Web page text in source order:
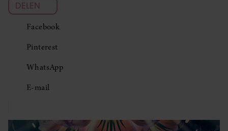
DELEN
Facebook
Pinterest
WhatsApp
E-mail